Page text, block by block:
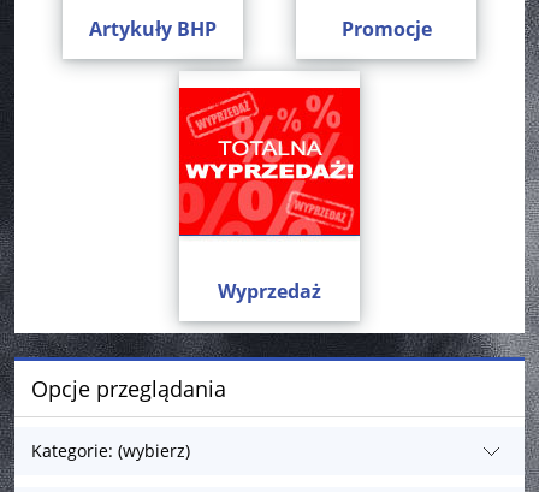
Artykuły BHP Promocje
Wyprzedaż
Opcje przeglądania
Kategorie: (wybierz)